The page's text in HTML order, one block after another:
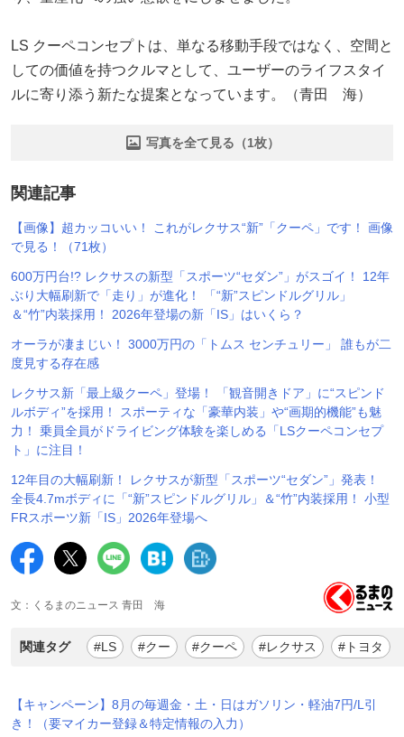
LS クーペコンセプトは、単なる移動手段ではなく、空間と
しての価値を持つクルマとして、ユーザーのライフスタイ
ルに寄り添う新たな提案となっています。（青田 海）
写真を全て見る（1枚）
関連記事
【画像】超カッコいい！ これがレクサス“新”「クーペ」です！ 画像
で見る！（71枚）
600万円台!? レクサスの新型「スポーツ“セダン”」がスゴイ！ 12年
ぶり大幅刷新で「走り」が進化！ 「“新”スピンドルグリル」
＆“竹”内装採用！ 2026年登場の新「IS」はいくら？
オーラが凄まじい！ 3000万円の「トムス センチュリー」 誰もが二
度見する存在感
レクサス新「最上級クーペ」登場！ 「観音開きドア」に“スピンド
ルボディ”を採用！ スポーティな「豪華内装」や“画期的機能”も魅
力！ 乗員全員がドライビング体験を楽しめる「LSクーペコンセプ
ト」に注目！
12年目の大幅刷新！ レクサスが新型「スポーツ“セダン”」発表！
全長4.7mボディに「“新”スピンドルグリル」＆“竹”内装採用！ 小型
FRスポーツ新「IS」2026年登場へ
文：くるまのニュース 青田 海
関連タグ #LS #クー #クーペ #レクサス #トヨタ
【キャンペーン】8月の毎週金・土・日はガソリン・軽油7円/L引
き！（要マイカー登録＆特定情報の入力）